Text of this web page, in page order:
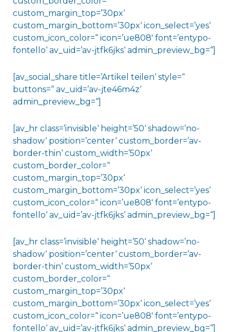
custom_margin_top=’30px‘
custom_margin_bottom=’30px‘ icon_select=’yes‘
custom_icon_color=“ icon=’ue808′ font=’entypo-
fontello‘ av_uid=’av-jtfk6jks‘ admin_preview_bg=“]
[av_social_share title=’Artikel teilen‘ style=“
buttons=“ av_uid=’av-jte46m4z‘
admin_preview_bg=“]
[av_hr class=’invisible‘ height=’50‘ shadow=’no-
shadow‘ position=’center‘ custom_border=’av-
border-thin‘ custom_width=’50px‘
custom_border_color=“
custom_margin_top=’30px‘
custom_margin_bottom=’30px‘ icon_select=’yes‘
custom_icon_color=“ icon=’ue808′ font=’entypo-
fontello‘ av_uid=’av-jtfk6jks‘ admin_preview_bg=“]
[av_hr class=’invisible‘ height=’50‘ shadow=’no-
shadow‘ position=’center‘ custom_border=’av-
border-thin‘ custom_width=’50px‘
custom_border_color=“
custom_margin_top=’30px‘
custom_margin_bottom=’30px‘ icon_select=’yes‘
custom_icon_color=“ icon=’ue808′ font=’entypo-
fontello‘ av_uid=’av-jtfk6jks‘ admin_preview_bg=“]